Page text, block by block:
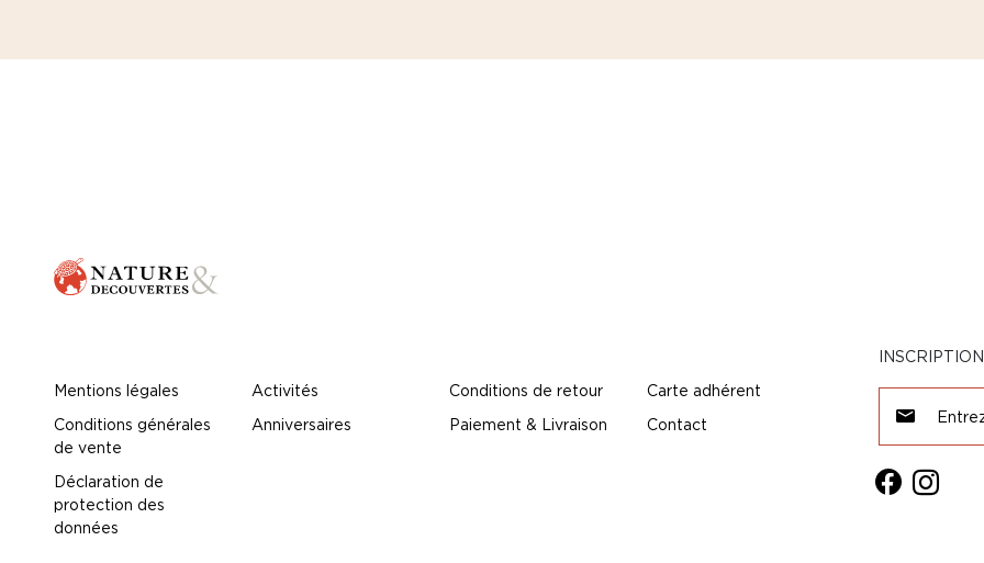
Mentions légales
Conditions générales
de vente
Déclaration de
protection des
données
Activités
Anniversaires
Conditions de retour
Paiement & Livraison
Carte adhérent
Contact